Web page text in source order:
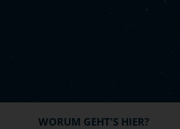
WORUM GEHT'S HIER?